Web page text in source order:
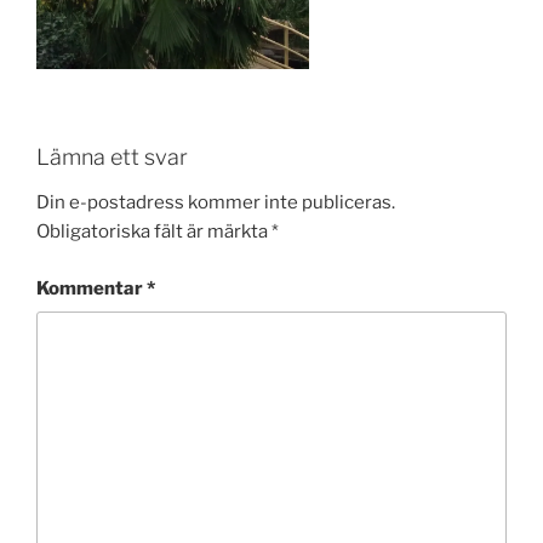
Lämna ett svar
Din e-postadress kommer inte publiceras.
Obligatoriska fält är märkta*
Kommentar*